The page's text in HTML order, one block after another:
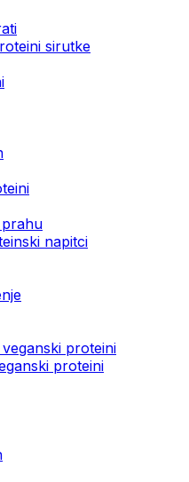
sirutke
napitci
proteini
proteini